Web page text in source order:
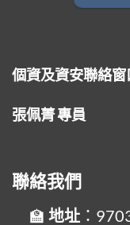
個資及資安聯絡窗
張佩菁 專員
聯絡我們
地址 ：